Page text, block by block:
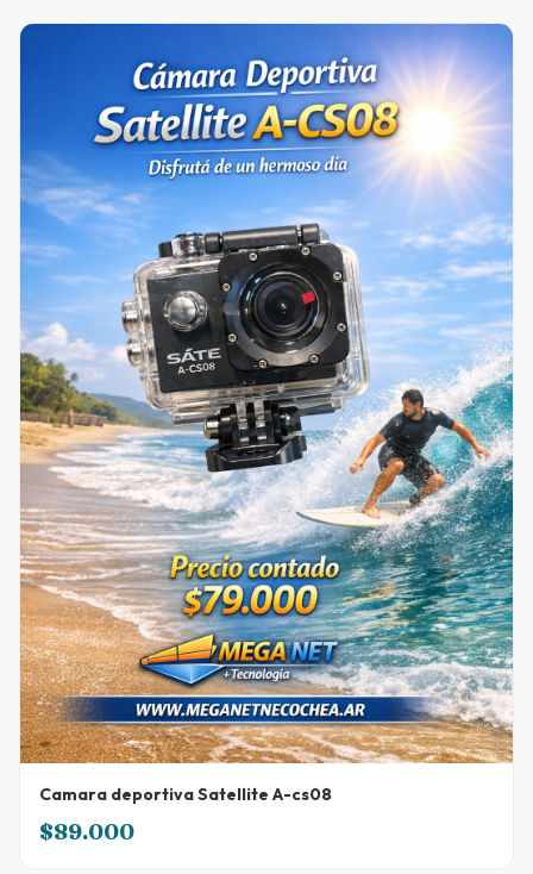
Camara deportiva Satellite A-cs08
$89.000